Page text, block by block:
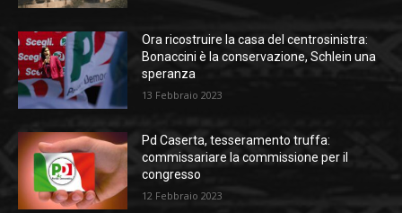
Ora ricostruire la casa del centrosinistra:
Bonaccini è la conservazione, Schlein una
speranza
13 Febbraio 2023
Pd Caserta, tesseramento truffa:
commissariare la commissione per il
congresso
12 Febbraio 2023